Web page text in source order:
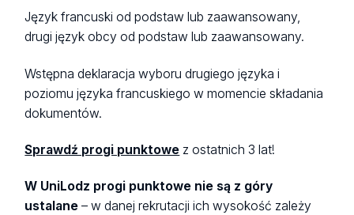
Język francuski od podstaw lub zaawansowany,
drugi język obcy od podstaw lub zaawansowany.
Wstępna deklaracja wyboru drugiego języka i
poziomu języka francuskiego w momencie składania
dokumentów.
Sprawdź progi punktowe z ostatnich 3 lat!
W UniLodz progi punktowe nie są z góry
ustalane– w danej rekrutacji ich wysokość zależy